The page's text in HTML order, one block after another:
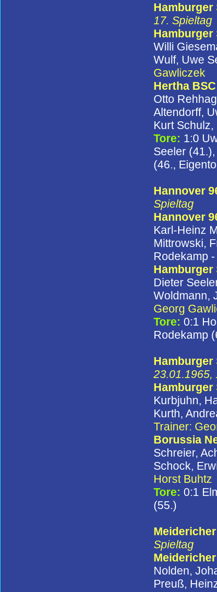
Hamburger
17. Spieltag
Hamburger
Willi
Wulf, Uwe
Gawliczek
Hertha
Otto
Altendorff,
Kurt
Tore: 1:0
Seeler
(46.,
Hannover
Spieltag
Hannover
Karl-Heinz
Mittrowski,
Rodekamp
Hamburger
Dieter
Woldmann,
Georg
Tore: 0:1
Rodekamp
Hamburger
23.01.1965,
Hamburger
Kurbjuhn,
Kurth,
Trainer:
Borussia
Schreier,
Schock,
Horst Buhtz
Tore: 0:1
(55.)
Spieltag
Nolden,
Preuß,